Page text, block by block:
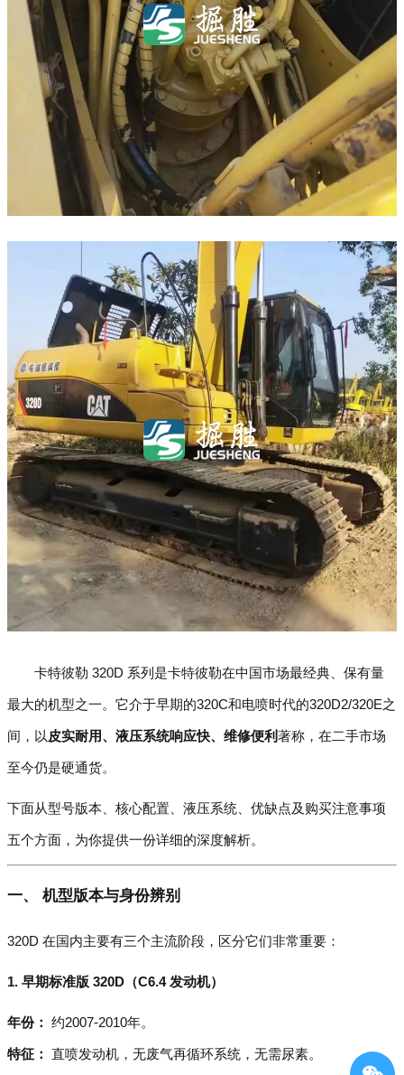
卡特彼勒 320D 系列是卡特彼勒在中国市场最经典、保有量
最大的机型之一。它介于早期的320C和电喷时代的320D2/320E之
间，以 皮实耐用、液压系统响应快、维修便利著称，在二手市场
至今仍是硬通货。
下面从型号版本、核心配置、液压系统、优缺点及购买注意事项
五个方面，为你提供一份详细的深度解析。
一、 机型版本与身份辨别
320D 在国内主要有三个主流阶段，区分它们非常重要：
1. 早期标准版 320D（C6.4 发动机）
年份： 约2007-2010年。
特征： 直喷发动机，无废气再循环系统，无需尿素。